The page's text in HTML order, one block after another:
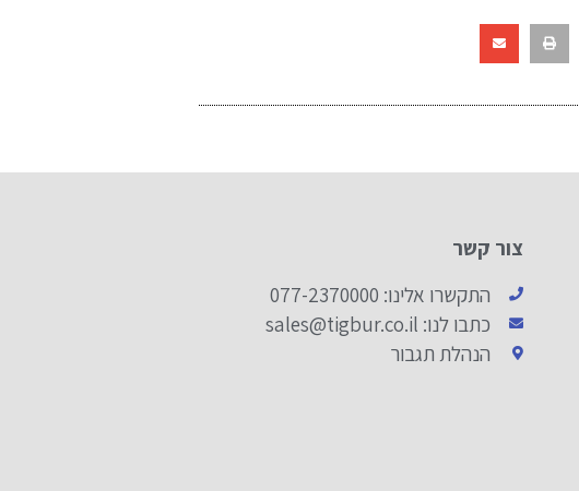
צור קשר
התקשרו אלינו: 077-2370000
כתבו לנו: sales@tigbur.co.il
הנהלת תגבור